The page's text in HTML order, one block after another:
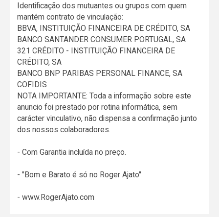
Identificação dos mutuantes ou grupos com quem
mantém contrato de vinculação:
BBVA, INSTITUIÇÃO FINANCEIRA DE CRÉDITO, SA
BANCO SANTANDER CONSUMER PORTUGAL, SA
321 CRÉDITO - INSTITUIÇÃO FINANCEIRA DE
CRÉDITO, SA
BANCO BNP PARIBAS PERSONAL FINANCE, SA
COFIDIS
NOTA IMPORTANTE: Toda a informação sobre este
anuncio foi prestado por rotina informática, sem
carácter vinculativo, não dispensa a confirmação junto
dos nossos colaboradores.
- Com Garantia incluída no preço.
- "Bom e Barato é só no Roger Ajato"
- www.RogerAjato.com